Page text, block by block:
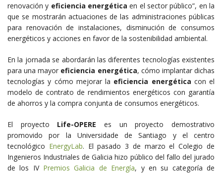
renovación y eficiencia energética en el sector público”, en la
que se mostrarán actuaciones de las administraciones públicas
para renovación de instalaciones, disminución de consumos
energéticos y acciones en favor de la sostenibilidad ambiental.
En la jornada se abordarán las diferentes tecnologías existentes
para una mayor eficiencia energética, cómo implantar dichas
tecnologías y cómo mejorar la eficiencia energética con el
modelo de contrato de rendimientos energéticos con garantía
de ahorros y la compra conjunta de consumos energéticos.
El proyecto Life-OPERE es un proyecto demostrativo
promovido por la Universidade de Santiago y el centro
tecnológico EnergyLab. El pasado 3 de marzo el Colegio de
Ingenieros Industriales de Galicia hizo público del fallo del jurado
de los IV Premios Galicia de Energía, y en su categoría de